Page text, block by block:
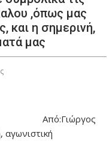
,όπως μας
και η σημερινή,
μας
Από:Γιώργος
αγωνιστική